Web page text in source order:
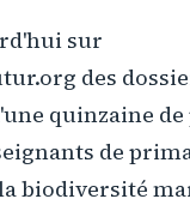
sur
des
quinzaine de
de
biodiversité